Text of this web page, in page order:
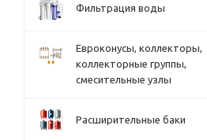
Фильтрация воды
Евроконусы, коллекторы,
коллекторные группы,
смесительные узлы
Расширительные баки